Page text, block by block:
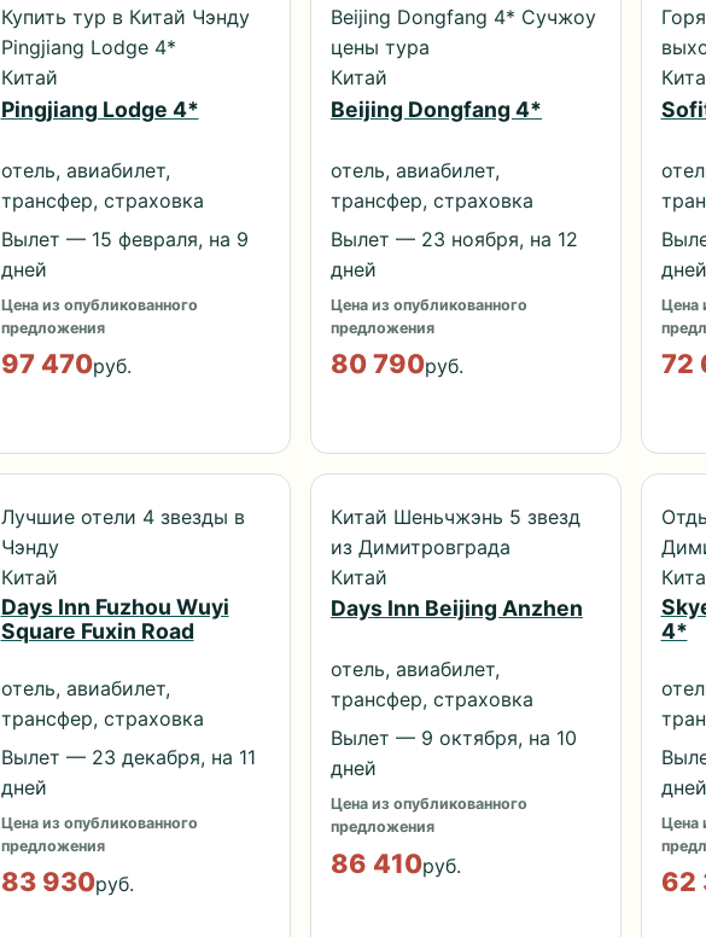
Купить тур в Китай Чэнду
Pingjiang Lodge 4*
Китай
Pingjiang Lodge 4*
отель, авиабилет,
трансфер, страховка
Вылет — 15 февраля, на 9
дней
Цена из опубликованного
предложения
97 470руб.
Beijing Dongfang 4* Сучжоу
цены тура
Китай
Beijing Dongfang 4*
отель, авиабилет,
трансфер, страховка
Вылет — 23 ноября, на 12
дней
Цена из опубликованного
предложения
80 790руб.
дней
Цена
72
Лучшие отели 4 звезды в
Чэнду
Китай
Days Inn Fuzhou Wuyi
Square Fuxin Road
отель, авиабилет,
трансфер, страховка
Вылет — 23 декабря, на 11
дней
Цена из опубликованного
предложения
83 930руб.
Китай Шеньчжэнь 5 звезд
из Димитровграда
Китай
Days Inn Beijing Anzhen
отель, авиабилет,
трансфер, страховка
Вылет — 9 октября, на 10
дней
Цена из опубликованного
предложения
86 410руб.
4*
дней
Цена
62